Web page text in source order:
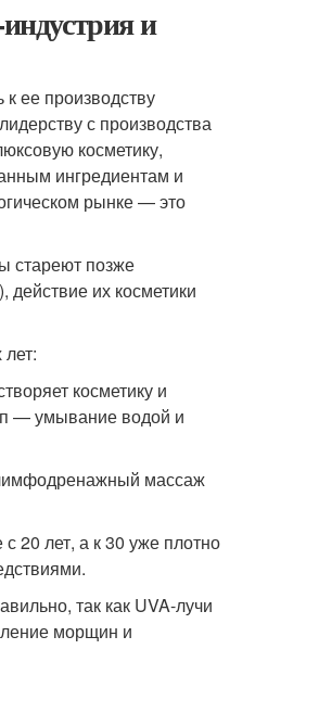
и
ее производству
с производства
косметику,
ингредиентам и
рынке — это
стареют позже
их косметики
косметику и
— умывание водой и
массаж
20 лет, а к 30 уже плотно
так как UVA-лучи
морщин и